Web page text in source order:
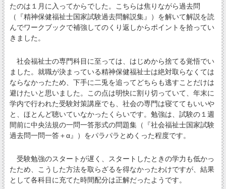
たのは１月に入ってからでした。こちらは焦りながら過去問
（『精神保健福祉士国家試験過去問解説集』）を解いて解説を読
んでワークブックで補強してのくり返しからポイントを拾ってい
きました。
社会福祉士の専門科目に至っては、はじめから捨てる覚悟でい
ました。就職が決まっている精神保健福祉士は絶対取らなくては
ならなかったため、下手に二兎を追ってどちらも逃すことだけは
避けたいと思いました。この点は明快に割り切っていて、年末に
学内で行われた受験対策講座でも、社会の専門は寝ててもいいや
と、ほとんど聴いていなかったくらいです。勉強は、試験の１週
間前に中央法規の一問一答形式の問題集（『社会福祉士国家試験
過去問一問一答＋α』）をパラパラとめくった程度です。
受験勉強のスタートが遅く、スタートしたときの学力も低かっ
たため、こうした方法を取らざるを得なかったわけですが、結果
として各科目に充てた時間配分は正解だったようです。